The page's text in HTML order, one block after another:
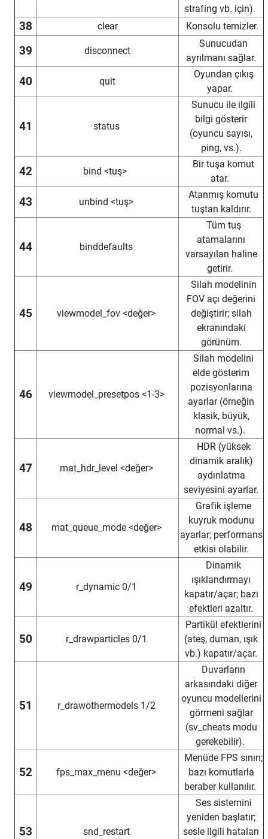
strafing vb. için).
38 clear Konsolu temizler.
39 disconnect
Sunucudan
ayrılmanı sağlar.
40 quit
Oyundan çıkış
yapar.
41 status
Sunucu ile ilgili
bilgi gösterir
(oyuncu sayısı,
ping, vs.).
42 bind <tuş>
Bir tuşa komut
atar.
43 unbind <tuş>
Atanmış komutu
tuştan kaldırır.
44 binddefaults
Tüm tuş
atamalarını
varsayılan haline
getirir.
45 viewmodel_fov <değer>
Silah modelinin
FOV açı değerini
değiştirir; silah
ekranındaki
görünüm.
46 viewmodel_presetpos <1-3>
Silah modelini
elde gösterim
pozisyonlarına
ayarlar (örneğin
klasik, büyük,
normal vs.).
47 mat_hdr_level <değer>
HDR (yüksek
dinamik aralık)
aydınlatma
seviyesini ayarlar.
48 mat_queue_mode <değer>
Grafik işleme
kuyruk modunu
ayarlar; performans
etkisi olabilir.
49 r_dynamic 0/1
Dinamik
ışıklandırmayı
kapatır/açar; bazı
efektleri azaltır.
50 r_drawparticles 0/1
Partikül efektlerini
(ateş, duman, ışık
vb.) kapatır/açar.
51 r_drawothermodels 1/2
Duvarların
arkasındaki diğer
oyuncu modellerini
görmeni sağlar
(sv_cheats modu
gerekebilir).
52 fps_max_menu <değer>
Menüde FPS sınırı;
bazı komutlarla
beraber kullanılır.
53 snd_restart
Ses sistemini
yeniden başlatır;
sesle ilgili hataları